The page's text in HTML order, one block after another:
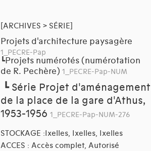
[ARCHIVES > SÉRIE]
Projets d'architecture paysagère
1_PECRE-Pap
┗Projets numérotés (numérotation
de R. Pechère) 1_PECRE-Pap-NUM
┗ Série Projet d'aménagement
de la place de la gare d'Athus,
1953-1956 1_PECRE-Pap-NUM-276
STOCKAGE :Ixelles, Ixelles, Ixelles
ACCES : Accès complet, Autorisé